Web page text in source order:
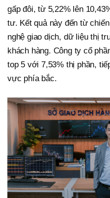
gấp đôi, từ 5,22% lên
tư. Kết quả này đến từ
nghệ giao dịch, dữ liệu thị
khách hàng. Công ty cổ
top 5 với 7,53% thị phần,
vực phía bắc.